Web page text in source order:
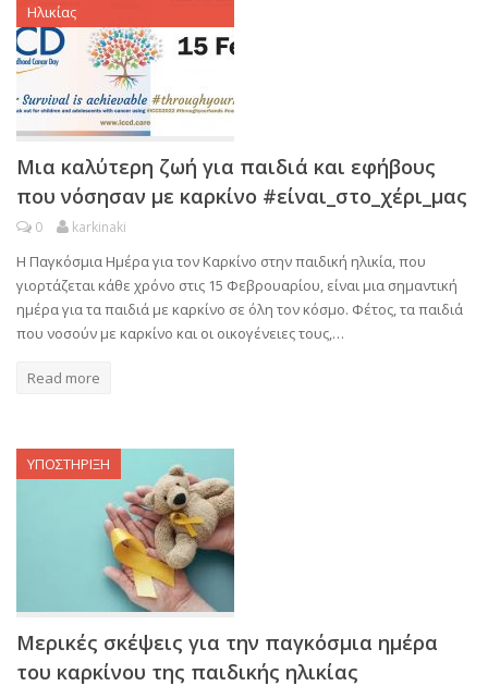
Ηλικίας
Μια καλύτερη ζωή για παιδιά και εφήβους
που νόσησαν με καρκίνο #είναι_στο_χέρι_μας
0 karkinaki
Η Παγκόσμια Ημέρα για τον Καρκίνο στην παιδική ηλικία, που
γιορτάζεται κάθε χρόνο στις 15 Φεβρουαρίου, είναι μια σημαντική
ημέρα για τα παιδιά με καρκίνο σε όλη τον κόσμο. Φέτος, τα παιδιά
που νοσούν με καρκίνο και οι οικογένειες τους,…
Read more
ΥΠΟΣΤΗΡΙΞΗ
Μερικές σκέψεις για την παγκόσμια ημέρα
του καρκίνου της παιδικής ηλικίας